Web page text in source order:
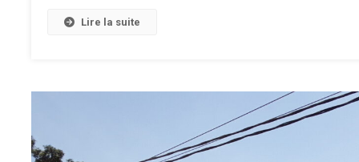
Lire la suite